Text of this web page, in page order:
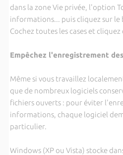
dans la zone Vie privée, l'option
informations... puis cliquez sur le
Cochez toutes les cases et cliquez
Empêchez l'enregistrement
Même si vous travaillez
que de nombreux logiciels
fichiers ouverts : pour éviter
informations, chaque logiciel
particulier.
Windows (XP ou Vista) stocke